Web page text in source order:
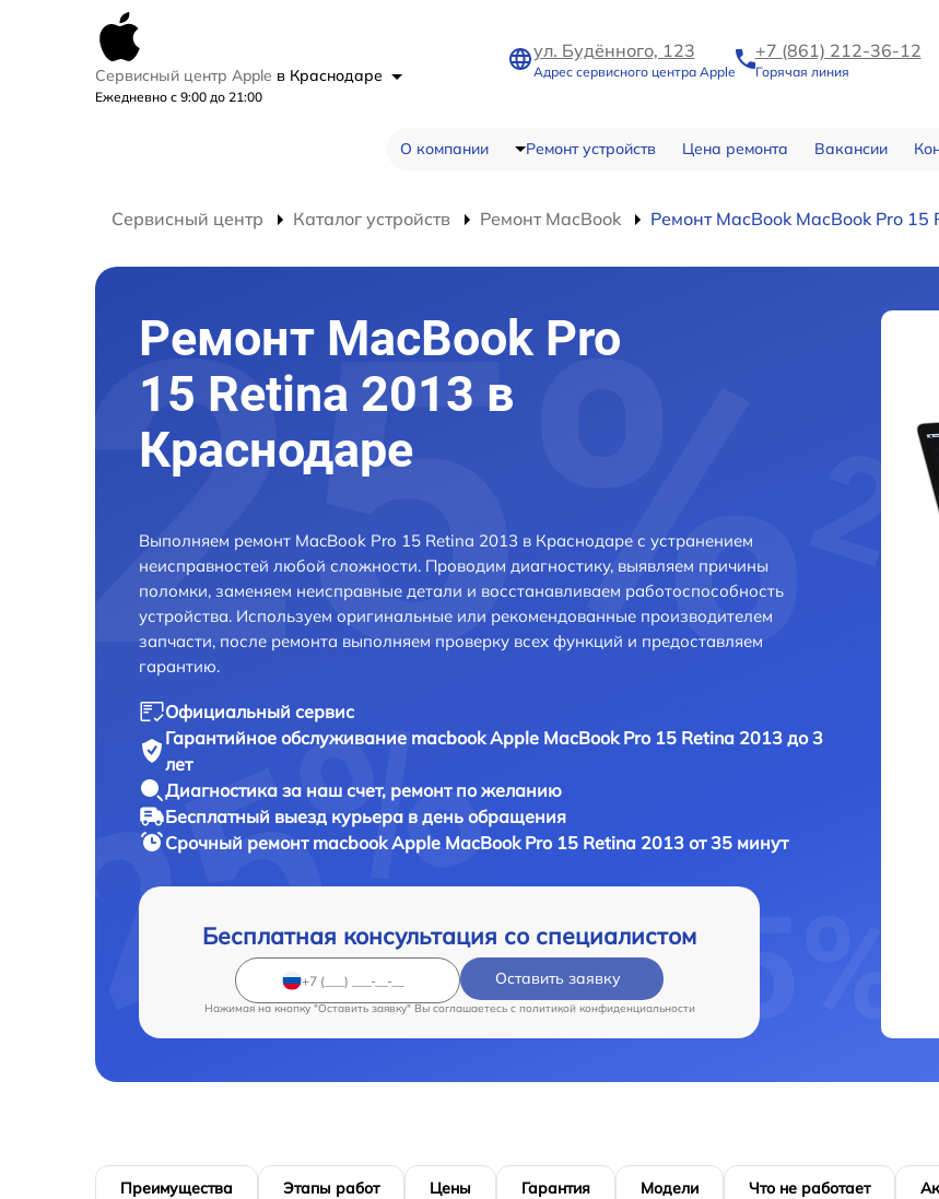
Сервисный центр Apple в Краснодаре
Ежедневно с 9:00 до 21:00
ул. Будённого, 123
Адрес сервисного центра Apple
+7 (861) 212-36-12
Горячая линия
О компании Ремонт устройств Цена ремонта Вакансии
Сервисный центр Каталог устройств Ремонт MacBook Ремонт MacBook MacBook Pro 15
Ремонт MacBook Pro
15 Retina 2013 в
Краснодаре
Выполняем ремонт MacBook Pro 15 Retina 2013 в Краснодаре с устранением
неисправностей любой сложности. Проводим диагностику, выявляем причины
поломки, заменяем неисправные детали и восстанавливаем работоспособность
устройства. Используем оригинальные или рекомендованные производителем
запчасти, после ремонта выполняем проверку всех функций и предоставляем
гарантию.
Официальный сервис
Гарантийное обслуживание macbook Apple MacBook Pro 15 Retina 2013 до 3
лет
Диагностика за наш счет, ремонт по желанию
Бесплатный выезд курьера в день обращения
Срочный ремонт macbook Apple MacBook Pro 15 Retina 2013 от 35 минут
Бесплатная консультация со специалистом
Оставить заявку
Нажимая на кнопку "Оставить заявку" Вы соглашаетесь c политикой конфиденциальности
Преимущества Этапы работ Цены Гарантия Модели Что не работает